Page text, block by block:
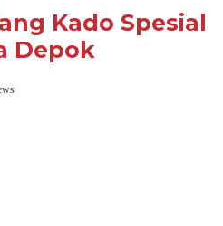
Kado Spesial
Depok